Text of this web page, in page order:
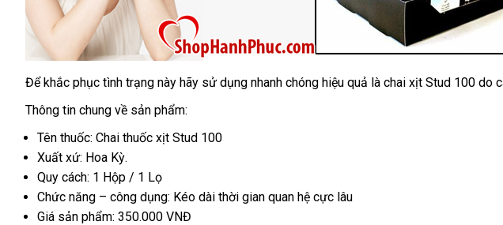
Để khắc phục tình trạng này hãy sử dụng nhanh chóng hiệu quả là chai xịt Stud 100 do
Thông tin chung về sản phẩm:
Tên thuốc: Chai thuốc xịt Stud 100
Xuất xứ: Hoa Kỳ.
Quy cách: 1 Hộp / 1 Lọ
Chức năng – công dụng: Kéo dài thời gian quan hệ cực lâu
Giá sản phẩm: 350.000 VNĐ